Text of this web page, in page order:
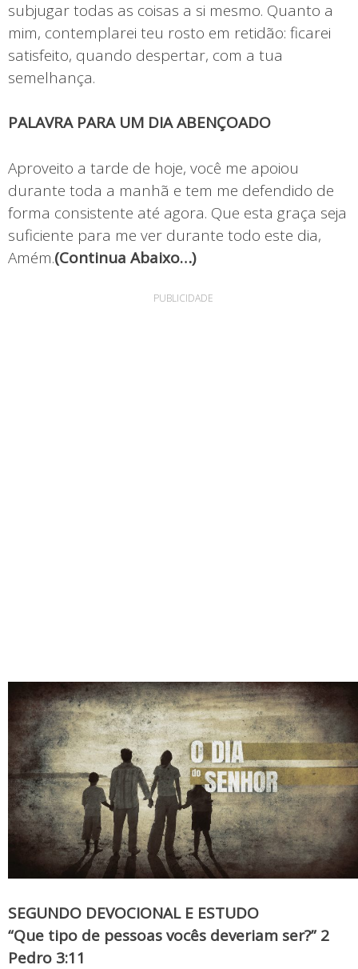
subjugar todas as coisas a si mesmo. Quanto a
mim, contemplarei teu rosto em retidão: ficarei
satisfeito, quando despertar, com a tua
semelhança.
PALAVRA PARA UM DIA ABENÇOADO
Aproveito a tarde de hoje, você me apoiou
durante toda a manhã e tem me defendido de
forma consistente até agora. Que esta graça seja
suficiente para me ver durante todo este dia,
Amém.(Continua Abaixo…)
PUBLICIDADE
SEGUNDO DEVOCIONAL E ESTUDO
“Que tipo de pessoas vocês deveriam ser?” 2
Pedro 3:11